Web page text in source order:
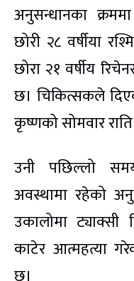
अनुसन्धानका
छोरी २८ वर्षीया
छोरा २१ वर्षीय
छ। चिकित्सकले
कृष्णको सोमवार
उनी पछिल्लो
अवस्थामा रहेको
उकालोमा ट्याक्सी
काटेर आत्महत्या